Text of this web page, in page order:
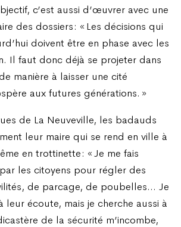
c’est aussi d’œuvrer avec une
des dossiers : « Les décisions qui
doivent être en phase avec les
Il faut donc déjà se projeter dans
manière à laisser une cité
aux futures générations. »
de La Neuveville, les badauds
leur maire qui se rend en ville à
en trottinette : « Je me fais
les citoyens pour régler des
de parcage, de poubelles… Je
leur écoute, mais je cherche aussi à
de la sécurité m’incombe,